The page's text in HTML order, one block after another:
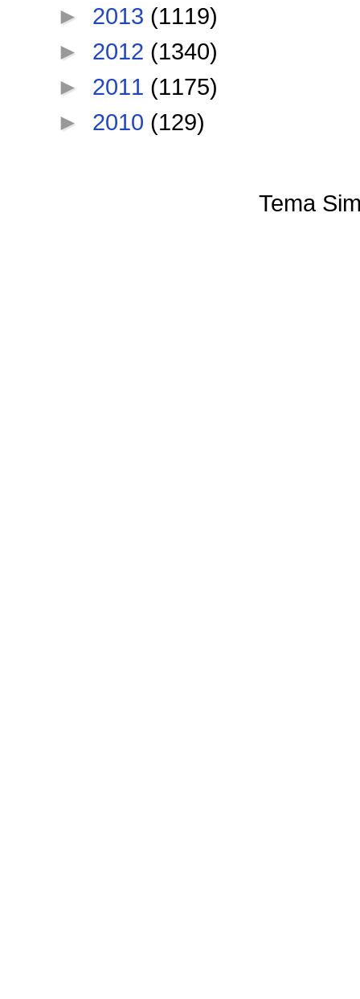
► 2013 (1119)
► 2012 (1340)
► 2011 (1175)
► 2010 (129)
Tema